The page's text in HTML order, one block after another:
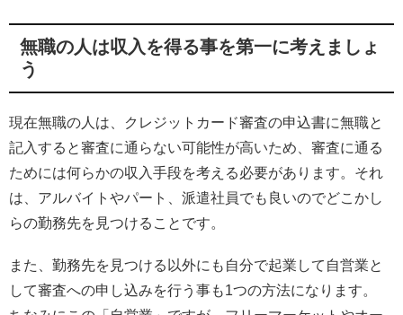
無職の人は収入を得る事を第一に考えましょ
う
現在無職の人は、クレジットカード審査の申込書に無職と
記入すると審査に通らない可能性が高いため、審査に通る
ためには何らかの収入手段を考える必要があります。それ
は、アルバイトやパート、派遣社員でも良いのでどこかし
らの勤務先を見つけることです。
また、勤務先を見つける以外にも自分で起業して自営業と
して審査への申し込みを行う事も1つの方法になります。